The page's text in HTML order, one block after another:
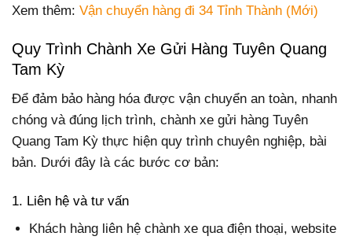
Xem thêm: Vận chuyển hàng đi 34 Tỉnh Thành (Mới)
Quy Trình Chành Xe Gửi Hàng Tuyên Quang
Tam Kỳ
Để đảm bảo hàng hóa được vận chuyển an toàn, nhanh
chóng và đúng lịch trình, chành xe gửi hàng Tuyên
Quang Tam Kỳ thực hiện quy trình chuyên nghiệp, bài
bản. Dưới đây là các bước cơ bản:
1. Liên hệ và tư vấn
Khách hàng liên hệ chành xe qua điện thoại, website